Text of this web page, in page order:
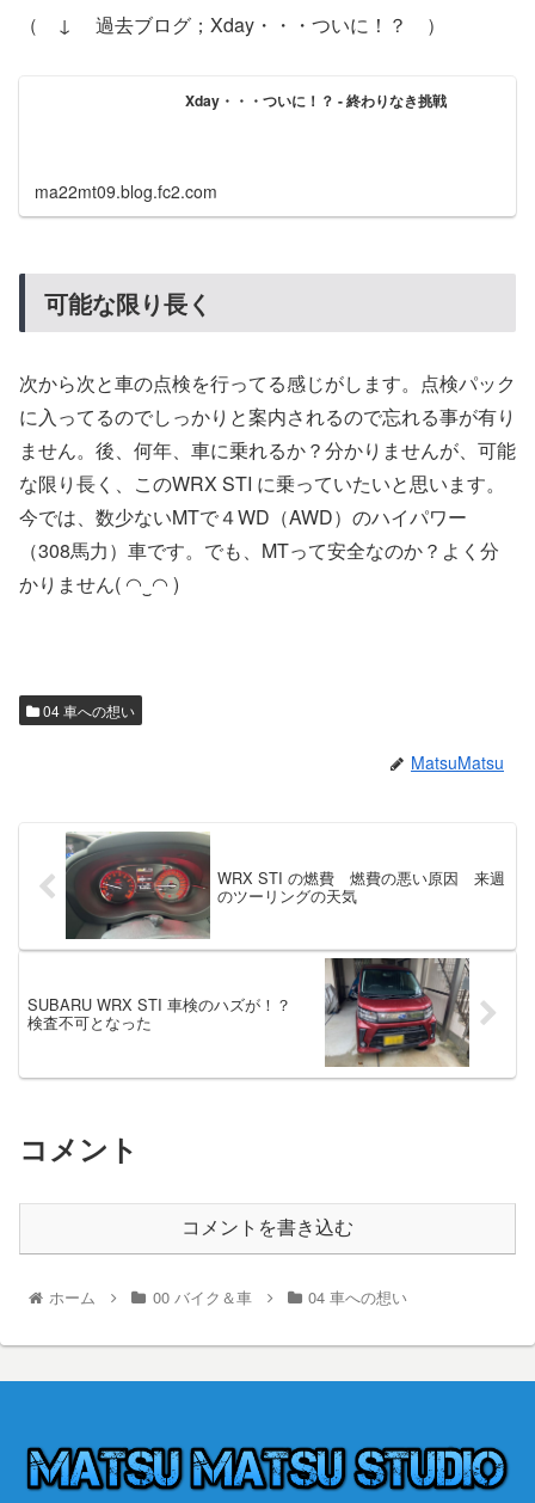
（ ↓ 過去ブログ；Xday・・・ついに！？ ）
Xday・・・ついに！？ - 終わりなき挑戦
ma22mt09.blog.fc2.com
可能な限り長く
次から次と車の点検を行ってる感じがします。点検パック
に入ってるのでしっかりと案内されるので忘れる事が有り
ません。後、何年、車に乗れるか？分かりませんが、可能
な限り長く、このWRX STI に乗っていたいと思います。
今では、数少ないMTで４WD（AWD）のハイパワー
（308馬力）車です。でも、MTって安全なのか？よく分
かりません( ◠‿◠ )
04 車への想い
MatsuMatsu
WRX STI の燃費 燃費の悪い原因 来週
のツーリングの天気
SUBARU WRX STI 車検のハズが！？
検査不可となった
コメント
コメントを書き込む
ホーム 00 バイク＆車 04 車への想い